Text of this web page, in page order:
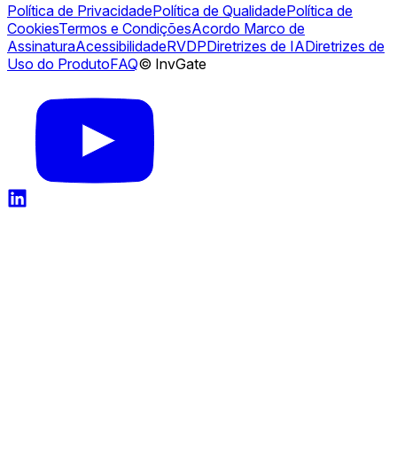
Política de PrivacidadePolítica de QualidadePolítica de
CookiesTermos e CondiçõesAcordo Marco de
AssinaturaAcessibilidadeRVDPDiretrizes de IADiretrizes de
Uso do ProdutoFAQ© InvGate